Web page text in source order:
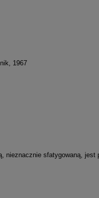
1967
nieznacznie sfatygowaną, jest